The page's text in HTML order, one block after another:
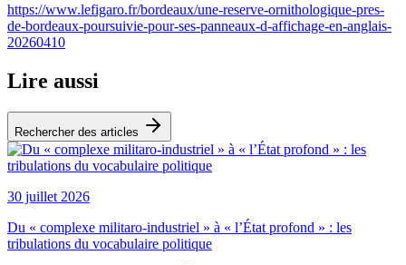
https://www.lefigaro.fr/bordeaux/une-reserve-ornithologique-pres-
de-bordeaux-poursuivie-pour-ses-panneaux-d-affichage-en-anglais-
20260410
Lire aussi
Rechercher des articles
30 juillet 2026
Du « complexe militaro-industriel » à « l’État profond » : les
tribulations du vocabulaire politique